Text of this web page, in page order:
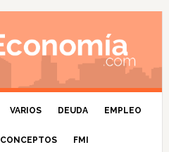
VARIOS DEUDA EMPLEO
CONCEPTOS FMI